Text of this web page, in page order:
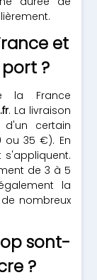
et
?
la France
. La livraison
certain
35 €). En
s'appliquent.
de 3 à 5
la
nombreux
sont-
?